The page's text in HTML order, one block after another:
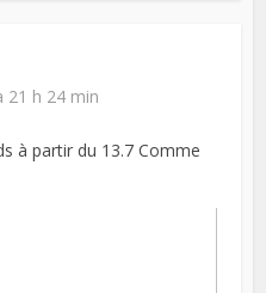
21 h 24 min
à partir du 13.7 Comme